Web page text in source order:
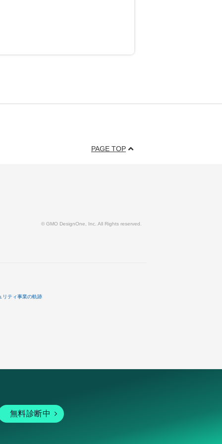
PAGE TOP
© GMO DesignOne, Inc. All Rights reserved.
リティ事業の軌跡
無料診断中